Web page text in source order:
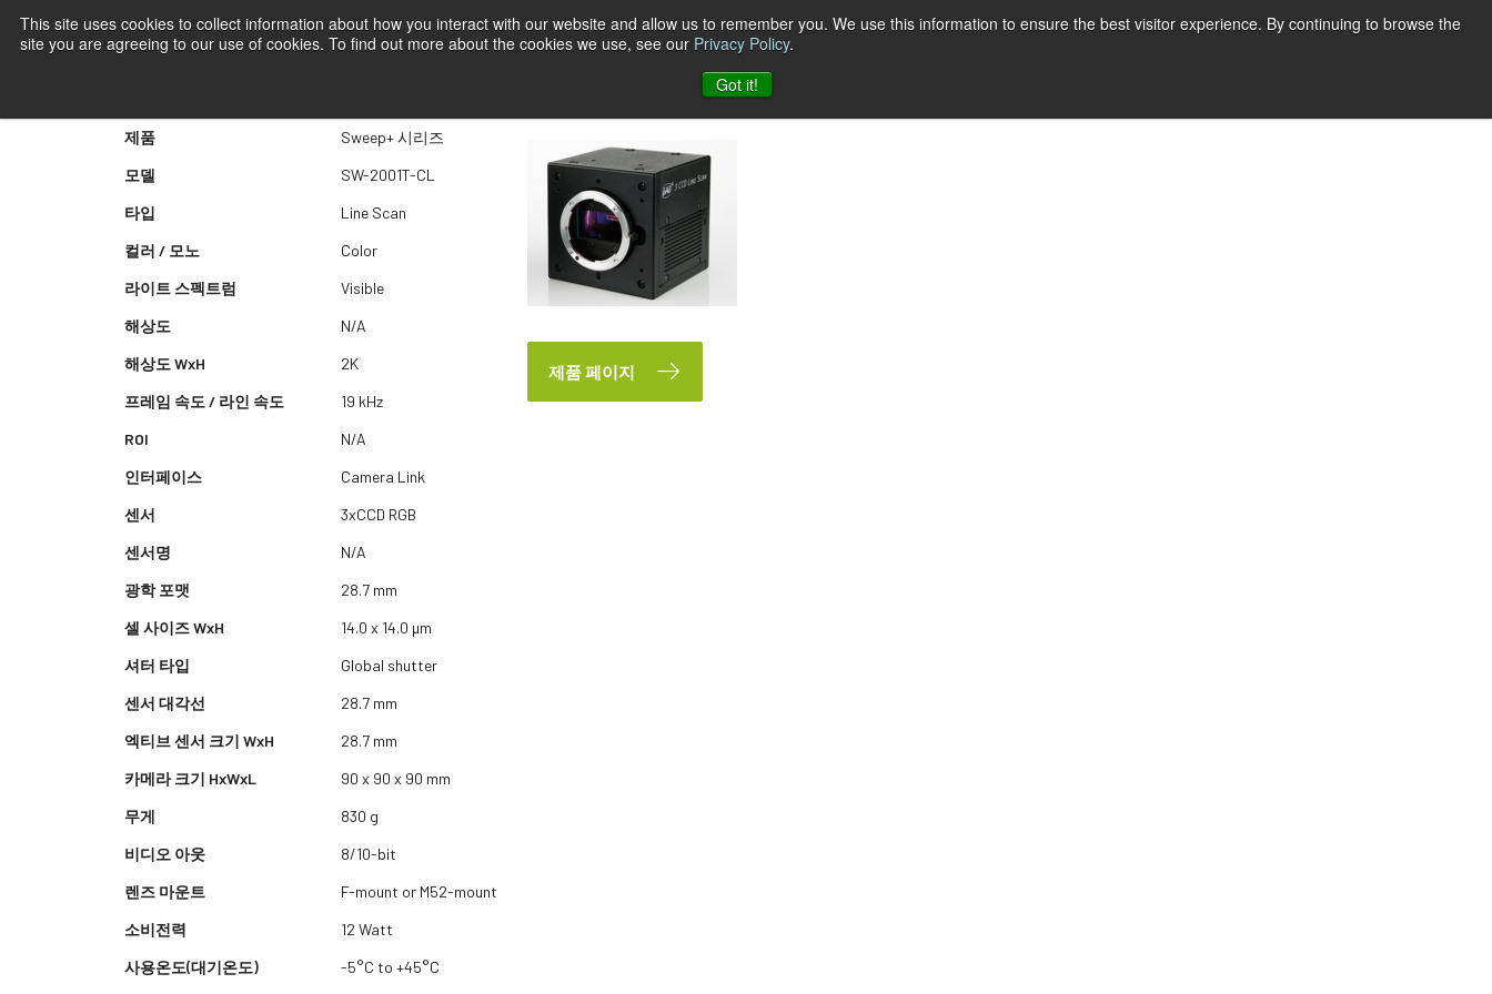
This site uses cookies to collect information about how you interact with our website and allow us to remember you. We use this information to ensure the best visitor experience. By continuing to browse the
site you are agreeing to our use of cookies. To find out more about the cookies we use, see our Privacy Policy.
Got it!
퀵뷰 SW-2001T-CL
제품
Sweep+ 시리즈
모델
SW-2001T-CL
타입
Line Scan
컬러 / 모노
Color
라이트 스펙트럼
Visible
해상도
N/A
해상도 WxH
2K
프레임 속도 / 라인 속도
19 kHz
ROI
N/A
인터페이스
Camera Link
센서
3xCCD RGB
센서명
N/A
광학 포맷
28.7 mm
셀 사이즈 WxH
14.0 x 14.0 µm
셔터 타입
Global shutter
센서 대각선
28.7 mm
엑티브 센서 크기 WxH
28.7 mm
카메라 크기 HxWxL
90 x 90 x 90 mm
무게
830 g
비디오 아웃
8/10-bit
렌즈 마운트
F-mount or M52-mount
소비전력
12 Watt
사용온도(대기온도)
-5°C to +45°C
제품 페이지